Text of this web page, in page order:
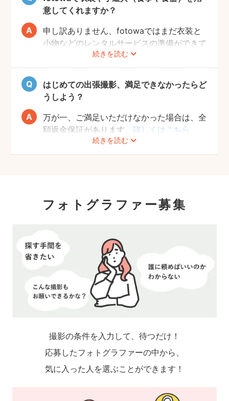
意してくれますか？
続きを読む
申し訳ありません、fotowaではまだ衣装と
小物などのレンタルサービスの準備ができて
おりませんので、お客様ご自身にご用意をお
願いしております。
はじめての出張撮影、満足できなかったらど
うしよう？
続きを読む
万が一、ご満足いただけなかった場合は、全
額返金保証があります。詳しくはこちら
フォトグラファー募集
撮影の条件を入力して、待つだけ！
応募したフォトグラファーの中から、
気に入った人を選ぶことができます！